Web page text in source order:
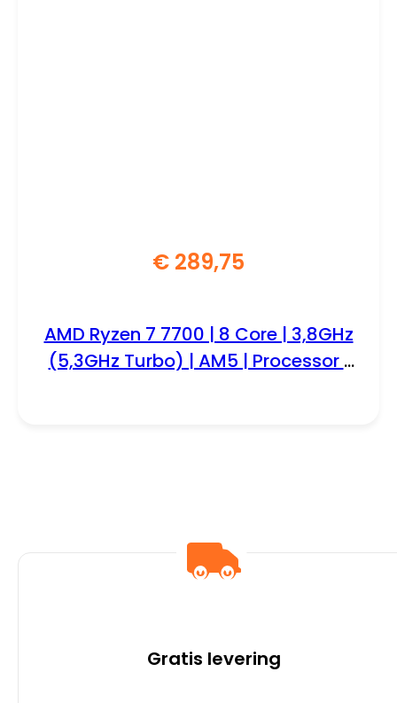
€ 289,75
AMD Ryzen 7 7700 | 8 Core | 3,8GHz
(5,3GHz Turbo) | AM5 | Processor |
Gratis levering